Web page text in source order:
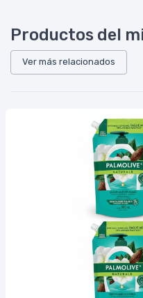
Productos del
Ver más relacionados